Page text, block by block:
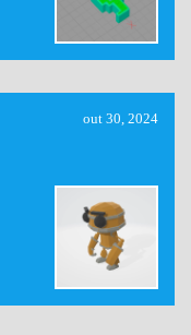
out 30, 2024